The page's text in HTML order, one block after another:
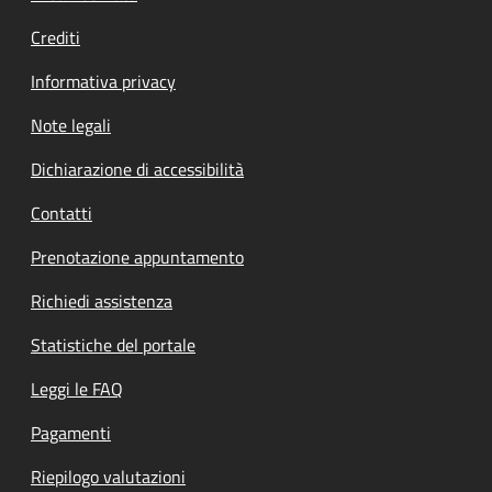
Crediti
Informativa privacy
Note legali
Dichiarazione di accessibilità
Contatti
Prenotazione appuntamento
Richiedi assistenza
Statistiche del portale
Leggi le FAQ
Pagamenti
Riepilogo valutazioni